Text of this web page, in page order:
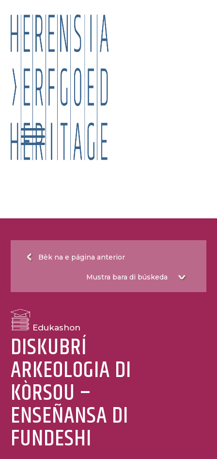
Bèk na e página anterior
Edukashon
DISKUBRÍ
ARKEOLOGIA DI
KÒRSOU –
ENSEÑANSA DI
FUNDESHI